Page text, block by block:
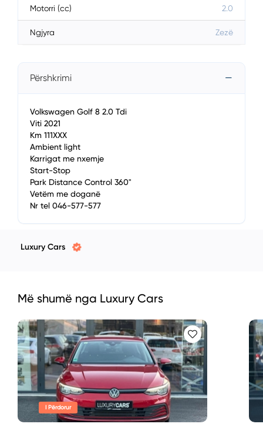
Motorri (cc) 2.0
Ngjyra Zezë
Përshkrimi
Volkswagen Golf 8 2.0 Tdi
Viti 2021
Km 111XXX
Ambient light
Karrigat me nxemje
Start-Stop
Park Distance Control 360"
Vetëm me doganë
Nr tel 046-577-577
Luxury Cars
Më shumë nga Luxury Cars
I Përdorur